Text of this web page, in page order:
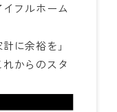
フルホーム
に余裕を」
からのスタ